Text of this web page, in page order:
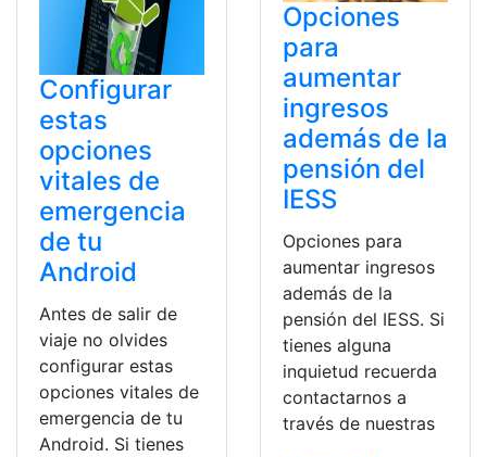
Configurar
estas
opciones
vitales de
emergencia
de tu
Android
Antes de salir de
viaje no olvides
configurar estas
opciones vitales de
emergencia de tu
Android. Si tienes
Opciones
para
aumentar
ingresos
además de la
pensión del
IESS
Opciones para
aumentar ingresos
además de la
pensión del IESS. Si
tienes alguna
inquietud recuerda
contactarnos a
través de nuestras